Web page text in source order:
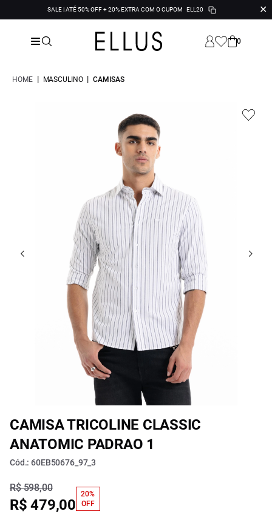
SALE | ATÉ 50% OFF + 20% EXTRA COM O CUPOM ELL20 ✕
0
HOME | MASCULINO | CAMISAS
CAMISA TRICOLINE CLASSIC
ANATOMIC PADRAO 1
Cód.: 60EB50676_97_3
R$ 598,00
R$ 479,00
20%
OFF